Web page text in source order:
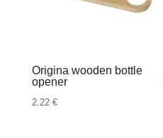
Origina wooden bottle
opener
2.22 €